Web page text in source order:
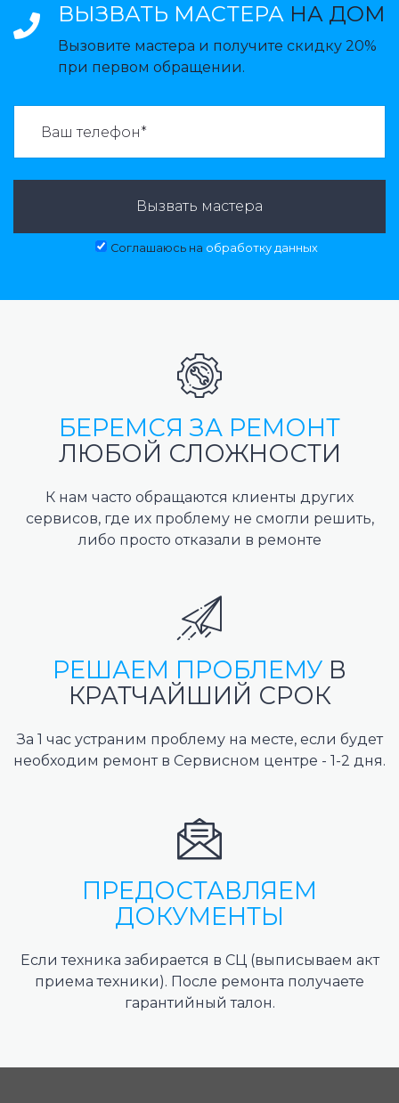
ВЫЗВАТЬ МАСТЕРА НА ДОМ
Вызовите мастера и получите скидку 20%
при первом обращении.
Вызвать мастера
Соглашаюсь на обработку данных
БЕРЕМСЯ ЗА РЕМОНТ
ЛЮБОЙ СЛОЖНОСТИ
К нам часто обращаются клиенты других
сервисов, где их проблему не смогли решить,
либо просто отказали в ремонте
РЕШАЕМ ПРОБЛЕМУ В
КРАТЧАЙШИЙ СРОК
За 1 час устраним проблему на месте, если будет
необходим ремонт в Сервисном центре - 1-2 дня.
ПРЕДОСТАВЛЯЕМ
ДОКУМЕНТЫ
Если техника забирается в СЦ (выписываем акт
приема техники). После ремонта получаете
гарантийный талон.